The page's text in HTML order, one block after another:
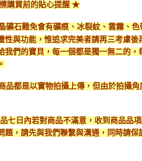
購買前的貼心提醒 ★
礦石難免會有礦痕、冰裂紋、雲霧、
性與功能，惟追求完美者請再三考慮
我們的寶貝，每一個都是獨一無二的
品都是以實物拍攝上傳，但由於拍攝
七日內若對商品不滿意，收到商品品
題，請先與我們聯繫與溝通，同時請